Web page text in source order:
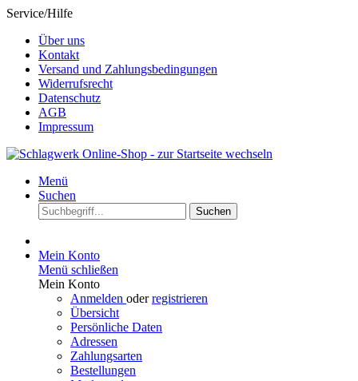
Service/Hilfe
Über uns
Kontakt
Versand und Zahlungsbedingungen
Widerrufsrecht
Datenschutz
AGB
Impressum
Menü
Suchen
Suchen
Mein Konto
Menü schließen
Mein Konto
Anmelden oderregistrieren
Übersicht
Persönliche Daten
Adressen
Zahlungsarten
Bestellungen